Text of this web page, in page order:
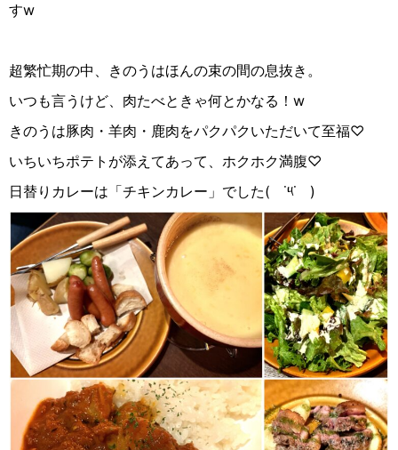
すw
超繁忙期の中、きのうはほんの束の間の息抜き。
いつも言うけど、肉たべときゃ何とかなる！w
きのうは豚肉・羊肉・鹿肉をパクパクいただいて至福♡
いちいちポテトが添えてあって、ホクホク満腹♡
日替りカレーは「チキンカレー」でした(
˙༥˙ )